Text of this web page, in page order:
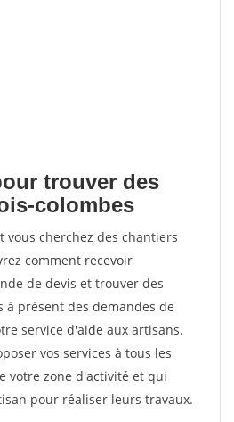
trouver des
colombes
vous cherchez des chantiers
comment recevoir
de devis et trouver des
à présent des demandes de
service d'aide aux artisans.
vos services à tous les
votre zone d'activité et qui
pour réaliser leurs travaux.